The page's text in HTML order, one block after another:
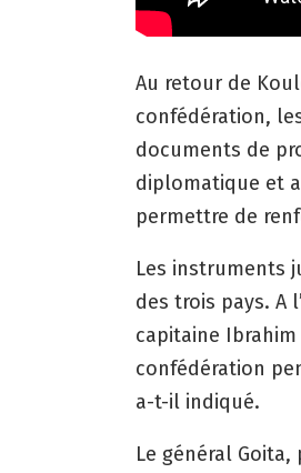
Au retour de
confédération,
documents de
diplomatique et
permettre de
Les instruments
des trois pays. A
capitaine
confédération
a-t-il indiqué.
Le général